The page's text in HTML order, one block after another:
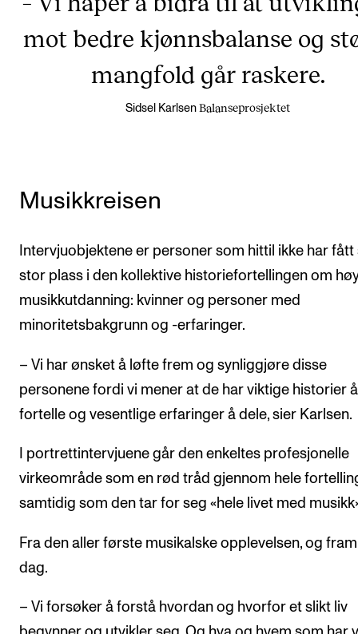
mot bedre kjønnsbalanse og
mangfold går raskere.
Sidsel Karlsen Balanseprosjektet
Musikkreisen
Intervjuobjektene er personer som hittil ikke har fått
stor plass i den kollektive historiefortellingen om
musikkutdanning: kvinner og personer med
minoritetsbakgrunn og -erfaringer.
– Vi har ønsket å løfte frem og synliggjøre disse
personene fordi vi mener at de har viktige historier å
fortelle og vesentlige erfaringer å dele, sier Karlsen.
I portrettintervjuene går den enkeltes profesjonelle
virkeområde som en rød tråd gjennom hele
samtidig som den tar for seg «hele livet med
Fra den aller første musikalske opplevelsen, og
dag.
– Vi forsøker å forstå hvordan og hvorfor et slikt liv